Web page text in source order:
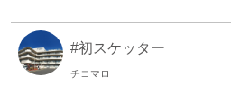
#初スケッター
チコマロ